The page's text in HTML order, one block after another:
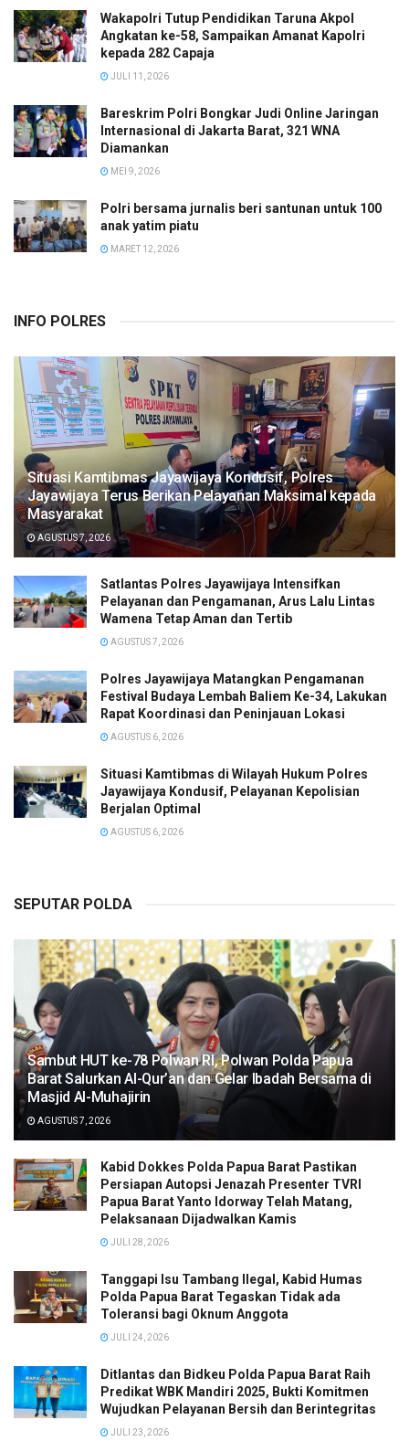
Wakapolri Tutup Pendidikan Taruna Akpol
Angkatan ke-58, Sampaikan Amanat Kapolri
kepada 282 Capaja
JULI 11, 2026
Bareskrim Polri Bongkar Judi Online Jaringan
Internasional di Jakarta Barat, 321 WNA
Diamankan
MEI 9, 2026
Polri bersama jurnalis beri santunan untuk 100
anak yatim piatu
MARET 12, 2026
INFO POLRES
Situasi Kamtibmas Jayawijaya Kondusif, Polres
Jayawijaya Terus Berikan Pelayanan Maksimal kepada
Masyarakat
AGUSTUS 7, 2026
Satlantas Polres Jayawijaya Intensifkan
Pelayanan dan Pengamanan, Arus Lalu Lintas
Wamena Tetap Aman dan Tertib
AGUSTUS 7, 2026
Polres Jayawijaya Matangkan Pengamanan
Festival Budaya Lembah Baliem Ke-34, Lakukan
Rapat Koordinasi dan Peninjauan Lokasi
AGUSTUS 6, 2026
Situasi Kamtibmas di Wilayah Hukum Polres
Jayawijaya Kondusif, Pelayanan Kepolisian
Berjalan Optimal
AGUSTUS 6, 2026
SEPUTAR POLDA
Sambut HUT ke-78 Polwan RI, Polwan Polda Papua
Barat Salurkan Al-Qur’an dan Gelar Ibadah Bersama di
Masjid Al-Muhajirin
AGUSTUS 7, 2026
Kabid Dokkes Polda Papua Barat Pastikan
Persiapan Autopsi Jenazah Presenter TVRI
Papua Barat Yanto Idorway Telah Matang,
Pelaksanaan Dijadwalkan Kamis
JULI 28, 2026
Tanggapi Isu Tambang Ilegal, Kabid Humas
Polda Papua Barat Tegaskan Tidak ada
Toleransi bagi Oknum Anggota
JULI 24, 2026
Ditlantas dan Bidkeu Polda Papua Barat Raih
Predikat WBK Mandiri 2025, Bukti Komitmen
Wujudkan Pelayanan Bersih dan Berintegritas
JULI 23, 2026